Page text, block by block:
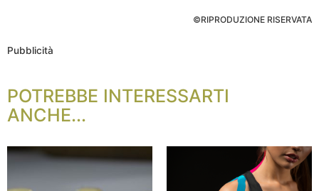
©RIPRODUZIONE RISERVATA
Pubblicità
POTREBBE INTERESSARTI
ANCHE...